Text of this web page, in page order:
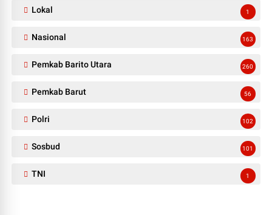
Lokal 1
Nasional 163
Pemkab Barito Utara 260
Pemkab Barut 56
Polri 102
Sosbud 101
TNI 1